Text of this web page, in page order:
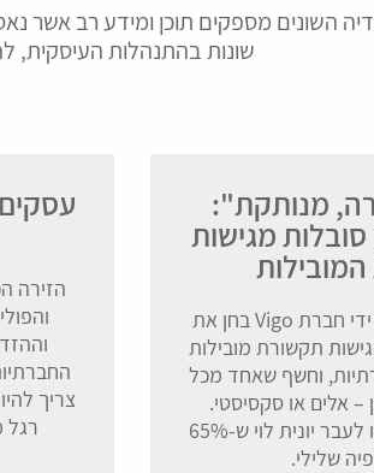
פרסום ומדיה
מחקר וניתוח של מידע מעולם
גלה עוד
השונים מספקים תוכן ומידע רב אשר
שונות בהתנהלות העיסקית,
מנותקת":
סובלות מגישות
מחקר חדש שנערך על ידי חברת Vigo בחן את
תקשורת מובילות
וחשף שאחד מכל
אלים או סקסיסטי.
הציטוטים בכותרת הופנו לעבר יונית לוי ש-65%
שלילי.
הזירה
צריך
רגל